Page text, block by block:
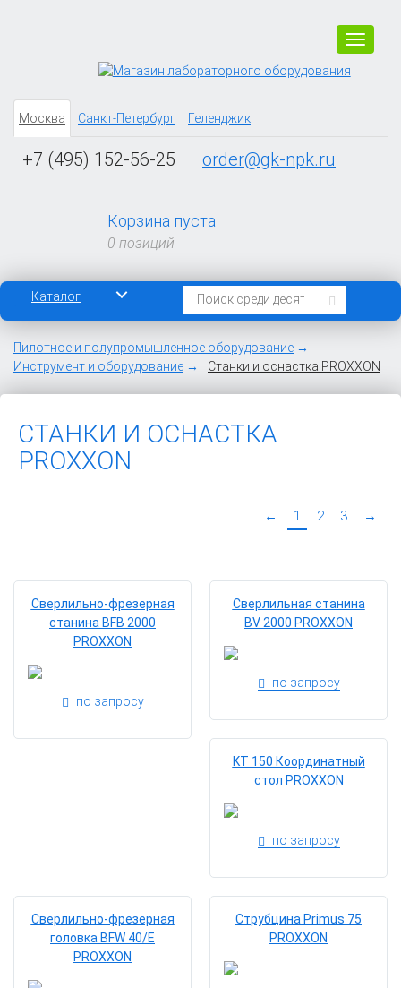
Москва Санкт-Петербург Геленджик
+7 (495) 152-56-25 order@gk-npk.ru
Корзина пуста
0 позиций
Каталог
Пилотное и полупромышленное оборудование
Инструмент и оборудование
Cтанки и оснастка PROXXON
CТАНКИ И ОСНАСТКА
PROXXON
← 1 2 3 →
Сверлильно-фрезерная
станина BFB 2000
PROXXON
по запросу
Сверлильная станина
BV 2000 PROXXON
по запросу
KT 150 Координатный
стол PROXXON
по запросу
Сверлильно-фрезерная
головка BFW 40/Е
PROXXON
Струбцина Primus 75
PROXXON